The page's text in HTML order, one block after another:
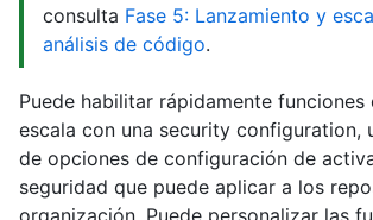
consulta Fase 5: Lanzamiento y
análisis de código.
Puede habilitar rápidamente funciones
escala con una security configuration,
de opciones de configuración de
seguridad que puede aplicar a los
organización. Puede personalizar las